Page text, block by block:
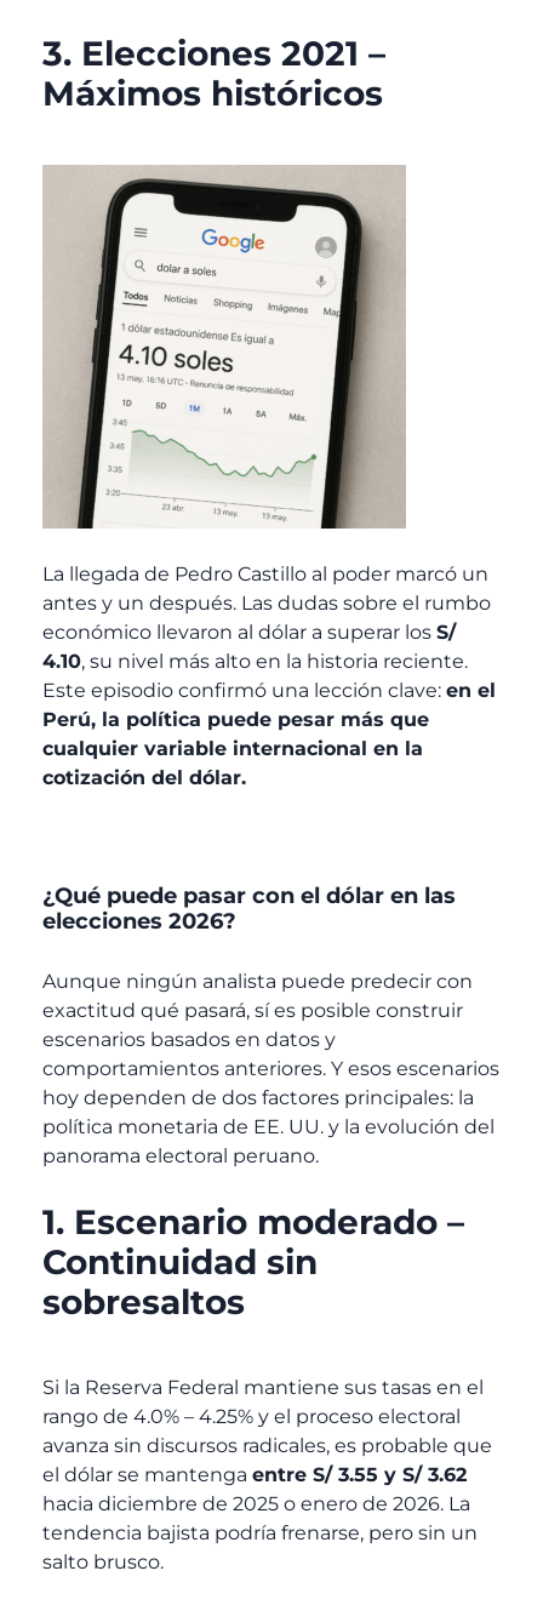
3. Elecciones 2021 –
Máximos históricos
La llegada de Pedro Castillo al poder marcó un
antes y un después. Las dudas sobre el rumbo
económico llevaron al dólar a superar los S/
4.10, su nivel más alto en la historia reciente.
Este episodio confirmó una lección clave: en el
Perú, la política puede pesar más que
cualquier variable internacional en la
cotización del dólar.
¿Qué puede pasar con el dólar en las
elecciones 2026?
Aunque ningún analista puede predecir con
exactitud qué pasará, sí es posible construir
escenarios basados en datos y
comportamientos anteriores. Y esos escenarios
hoy dependen de dos factores principales: la
política monetaria de EE. UU. y la evolución del
panorama electoral peruano.
1. Escenario moderado –
Continuidad sin
sobresaltos
Si la Reserva Federal mantiene sus tasas en el
rango de 4.0% – 4.25% y el proceso electoral
avanza sin discursos radicales, es probable que
el dólar se mantenga entre S/ 3.55 y S/ 3.62
hacia diciembre de 2025 o enero de 2026. La
tendencia bajista podría frenarse, pero sin un
salto brusco.